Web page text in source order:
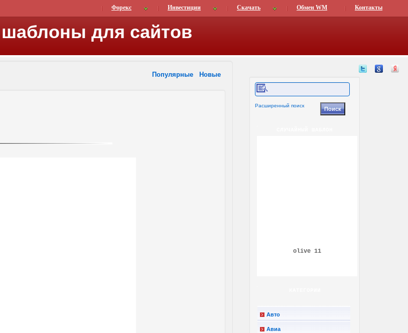
Форекс Инвестиции Скачать Обмен WM Контакты
для сайтов
Популярные Новые
Расширенный поиск
olive 11
Авто
Авиа